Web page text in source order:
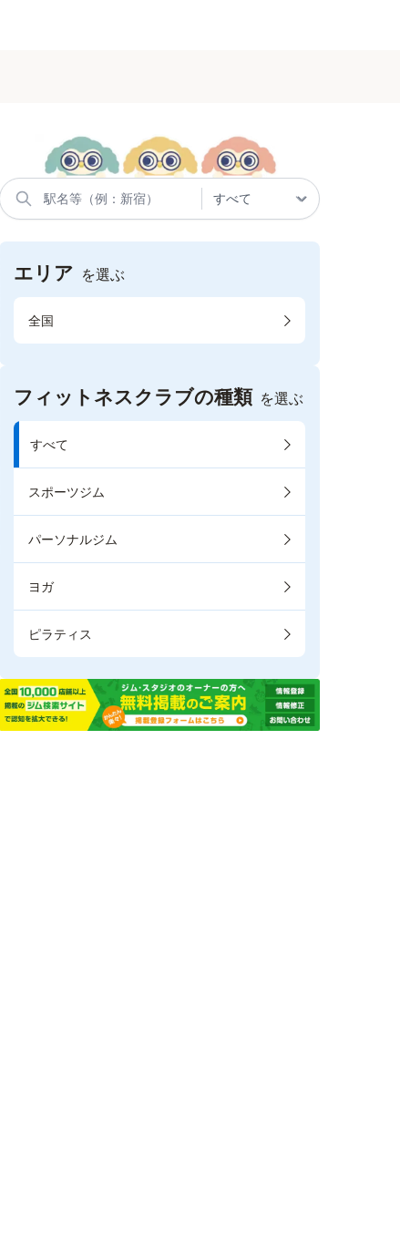
エリア を選ぶ
全国
フィットネスクラブの種類 を選ぶ
すべて
スポーツジム
パーソナルジム
ヨガ
ピラティス